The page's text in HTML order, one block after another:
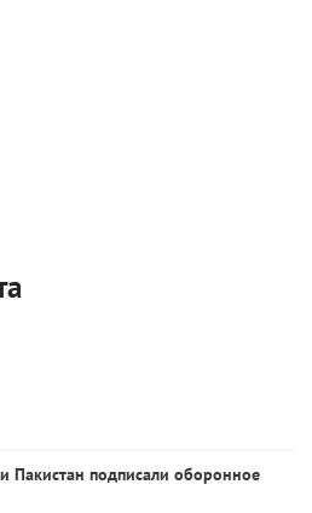
Пакистан подписали оборонное